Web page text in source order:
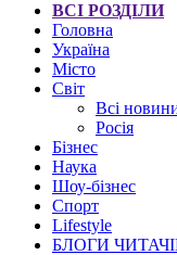
ВСІ РОЗДІЛИ
Головна
Україна
Місто
Світ
Всі
Росія
Бізнес
Наука
Шоу-бізнес
Спорт
Lifestyle
БЛОГИ